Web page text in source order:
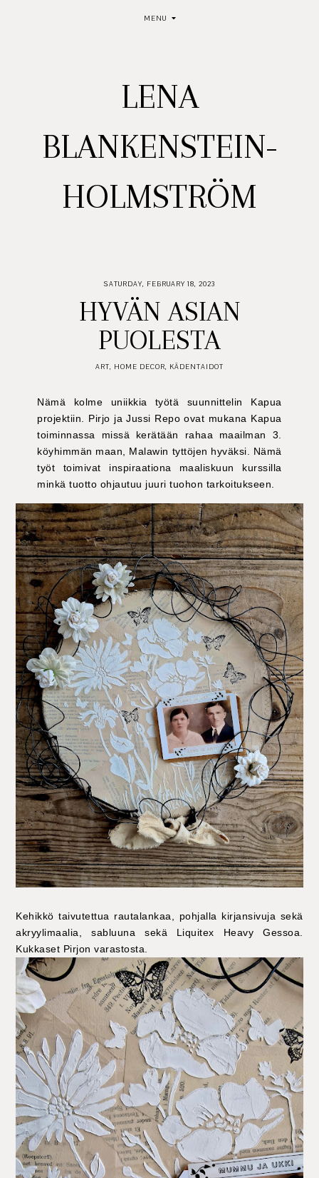
MENU
LENA
BLANKENSTEIN-
HOLMSTRÖM
SATURDAY, FEBRUARY 18, 2023
HYVÄN ASIAN
PUOLESTA
ART, HOME DECOR, KÄDENTAIDOT
Nämä kolme uniikkia työtä suunnittelin Kapua
projektiin. Pirjo ja Jussi Repo ovat mukana Kapua
toiminnassa missä kerätään rahaa maailman 3.
köyhimmän maan, Malawin tyttöjen hyväksi. Nämä
työt toimivat inspiraationa maaliskuun kurssilla
minkä tuotto ohjautuu juuri tuohon tarkoitukseen.
Kehikkö taivutettua rautalankaa, pohjalla kirjansivuja sekä
akryylimaalia, sabluuna sekä Liquitex Heavy Gessoa.
Kukkaset Pirjon varastosta.